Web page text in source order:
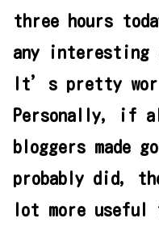
three hours
any
It’s pretty
Personally, if
bloggers made
probably did,
lot more useful